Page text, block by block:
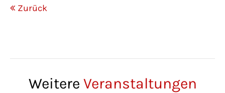
Zurück
Weitere Veranstaltungen